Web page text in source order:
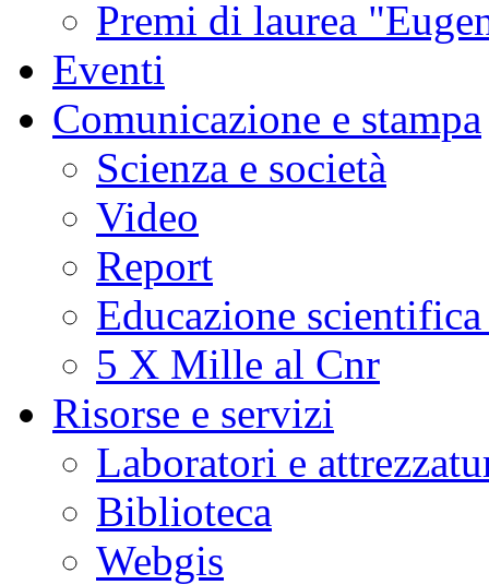
Premi di laurea
Eventi
Comunicazione e stampa
Scienza e società
Video
Report
Educazione
5 X Mille al Cnr
Risorse e servizi
Laboratori e
Biblioteca
Webgis